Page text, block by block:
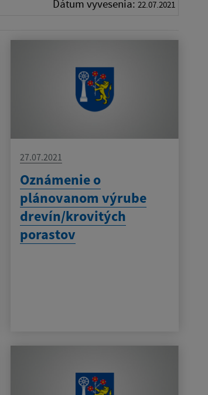
Dátum vyvesenia: 22.07.2021
27.07.2021
Oznámenie o
plánovanom výrube
drevín/krovitých
porastov